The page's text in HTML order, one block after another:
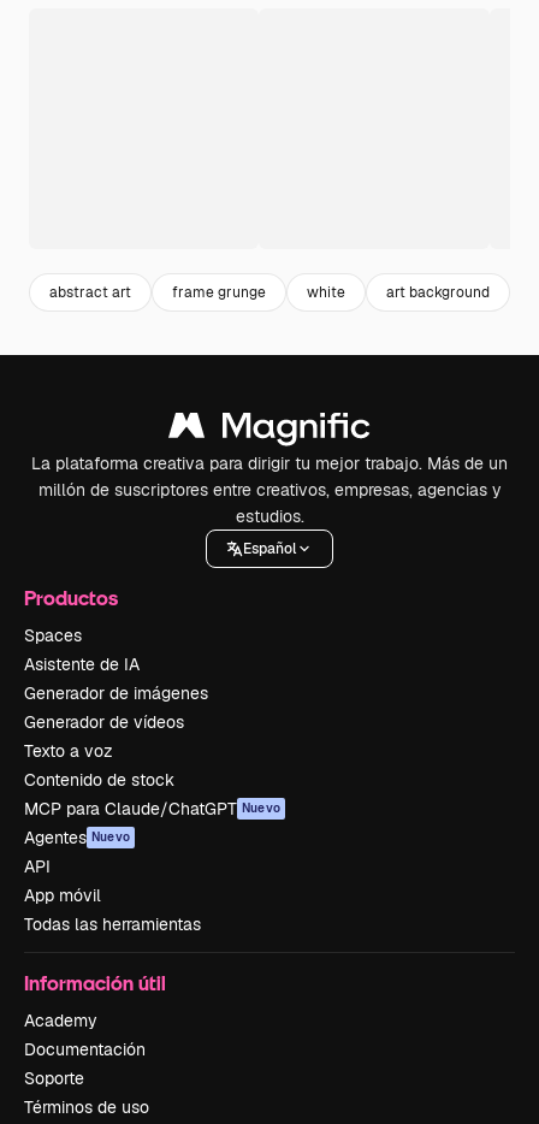
abstract art frame grunge white art background
La plataforma creativa para dirigir tu mejor trabajo. Más de un
millón de suscriptores entre creativos, empresas, agencias y
estudios.
Español
Productos
Spaces
Asistente de IA
Generador de imágenes
Generador de vídeos
Texto a voz
Contenido de stock
MCP para Claude/ChatGPT Nuevo
Agentes Nuevo
API
App móvil
Todas las herramientas
Información útil
Academy
Documentación
Soporte
Términos de uso